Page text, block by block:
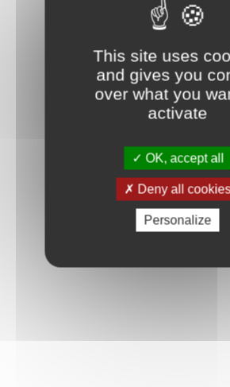
This site uses
and gives you
over what you
activate
OK, accept all
Deny all
Personalize
oublié ?
Connexion